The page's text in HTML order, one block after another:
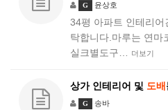
G 윤상호
34평 아파트 인테리어
탁합니다.마루는 연마
실크별도구…
더보기
상가 인테리어 및 도배
G 송바